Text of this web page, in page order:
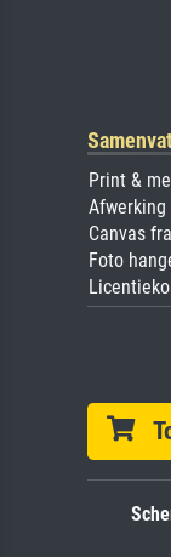
Print &
Afwerking
Canvas
Foto